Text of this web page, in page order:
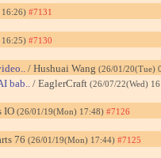
16:26) #7131
16:25) #7130
/ Hushuai Wang (26/01/20(Tue)
bab.. / EaglerCraft (26/07/22(Wed)
IO (26/01/19(Mon) 17:48) #7126
76 (26/01/19(Mon) 17:44) #7125